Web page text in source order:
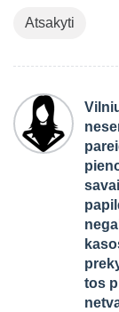
Atsakyti
tos